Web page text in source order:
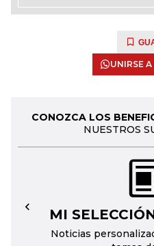
UNIRSE
CONOZCA LOS
NUESTROS
MI
Noticias
←